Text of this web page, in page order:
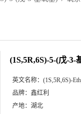
(1S,5R,6S)-5-(戊-
英文名称： (1S,5R,6S)-
品牌： 鑫红利
产地： 湖北